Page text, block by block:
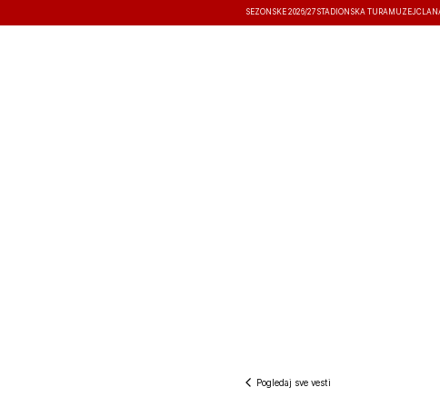
SEZONSKE 2026/27 STADIONSKA TURA MUZEJ
Pogledaj sve vesti